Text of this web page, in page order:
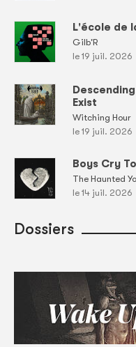
L'école de
Gilb'R
le 19 juil. 2026
Exist
Witching Hour
le 19 juil. 2026
Boys Cry
The Haunted
le 14 juil. 2026
Dossiers